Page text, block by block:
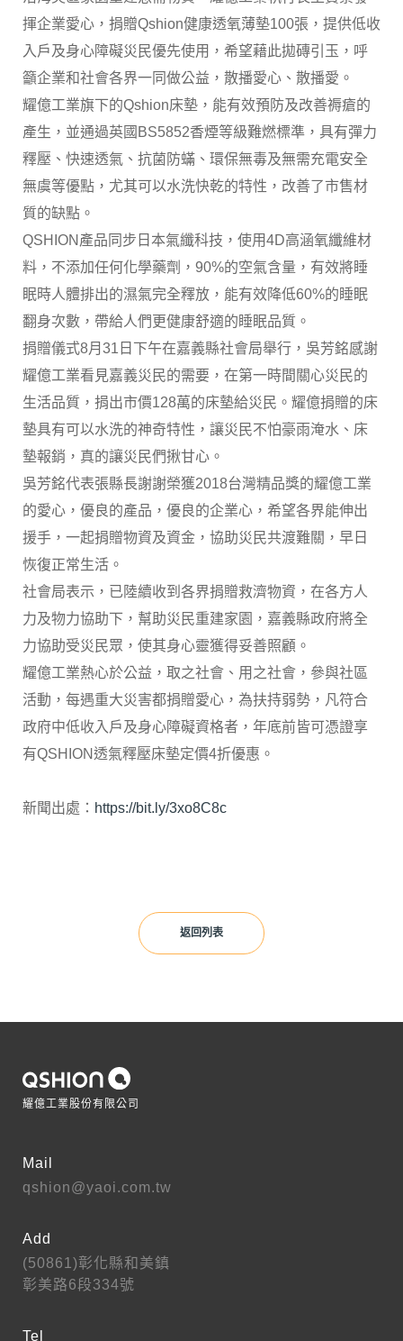
揮企業愛心，捐贈Qshion健康透氧薄墊100張，提供低收
入戶及身心障礙災民優先使用，希望藉此拋磚引玉，呼
籲企業和社會各界一同做公益，散播愛心、散播愛。
耀億工業旗下的Qshion床墊，能有效預防及改善褥瘡的
產生，並通過英國BS5852香煙等級難燃標準，具有彈力
釋壓、快速透氣、抗菌防蟎、環保無毒及無需充電安全
無虞等優點，尤其可以水洗快乾的特性，改善了市售材
質的缺點。
QSHION產品同步日本氣纖科技，使用4D高涵氧纖維材
料，不添加任何化學藥劑，90%的空氣含量，有效將睡
眠時人體排出的濕氣完全釋放，能有效降低60%的睡眠
翻身次數，帶給人們更健康舒適的睡眠品質。
捐贈儀式8月31日下午在嘉義縣社會局舉行，吳芳銘感謝
耀億工業看見嘉義災民的需要，在第一時間關心災民的
生活品質，捐出市價128萬的床墊給災民。耀億捐贈的床
墊具有可以水洗的神奇特性，讓災民不怕豪雨淹水、床
墊報銷，真的讓災民們揪甘心。
吳芳銘代表張縣長謝謝榮獲2018台灣精品獎的耀億工業
的愛心，優良的產品，優良的企業心，希望各界能伸出
援手，一起捐贈物資及資金，協助災民共渡難關，早日
恢復正常生活。
社會局表示，已陸續收到各界捐贈救濟物資，在各方人
力及物力協助下，幫助災民重建家園，嘉義縣政府將全
力協助受災民眾，使其身心靈獲得妥善照顧。
耀億工業熱心於公益，取之社會、用之社會，參與社區
活動，每遇重大災害都捐贈愛心，為扶持弱勢，凡符合
政府中低收入戶及身心障礙資格者，年底前皆可憑證享
有QSHION透氣釋壓床墊定價4折優惠。
新聞出處： https://bit.ly/3xo8C8c
返回列表
耀億工業股份有限公司
Mail
qshion@yaoi.com.tw
Add
(50861)彰化縣和美鎮
彰美路6段334號
Tel